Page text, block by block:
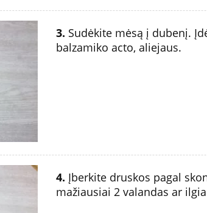
3. Sudėkite mėsą į dubenį.
balzamiko acto, aliejaus.
4. Įberkite druskos pagal
mažiausiai 2 valandas ar